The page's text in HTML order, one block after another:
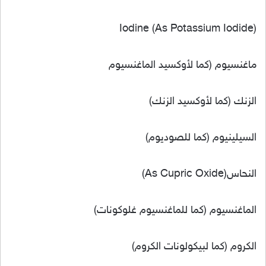
Iodine (As Potassium Iodide)
ماغنسيوم (كما لأوكسيد الماغنسيوم
الزنك (كما لأوكسيد الزنك)
السيلينيوم (كما للصوديوم)
النحاس(As Cupric Oxide)
الماغنسيوم (كما للماغنسيوم غلوكونات)
الكروم (كما لبيكولونات الكروم)